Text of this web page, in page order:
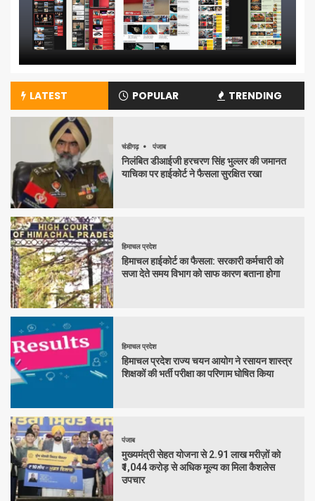
LATEST POPULAR TRENDING
चंडीगढ़ पंजाब
निलंबित डीआईजी हरचरण सिंह भुल्लर की जमानत
याचिका पर हाईकोर्ट ने फैसला सुरक्षित रखा
हिमाचल प्रदेश
हिमाचल हाईकोर्ट का फैसला: सरकारी कर्मचारी को
सजा देते समय विभाग को साफ कारण बताना होगा
हिमाचल प्रदेश
हिमाचल प्रदेश राज्य चयन आयोग ने रसायन शास्त्र
शिक्षकों की भर्ती परीक्षा का परिणाम घोषित किया
पंजाब
मुख्यमंत्री सेहत योजना से 2.91 लाख मरीज़ों को
₹1,044 करोड़ से अधिक मूल्य का मिला कैशलेस
उपचार